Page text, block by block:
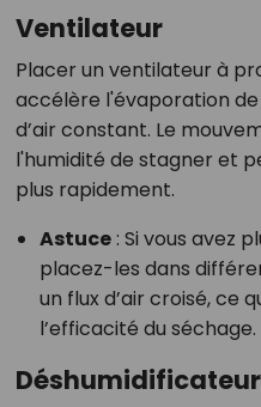
Ventilateur
Placer un ventilateur à
accélère l'évaporation
d’air constant. Le
l'humidité de stagner et
plus rapidement.
Astuce: Si vous avez
placez-les dans
un flux d’air croisé, ce
l’efficacité du séchage.
Déshumidificateur